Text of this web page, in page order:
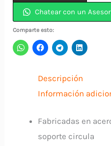
JAR006
FERRAWYY
cantidad
Chatear con un Asesor
Comparte esto:
Descripción
Información
Fabricadas en
soporte circula